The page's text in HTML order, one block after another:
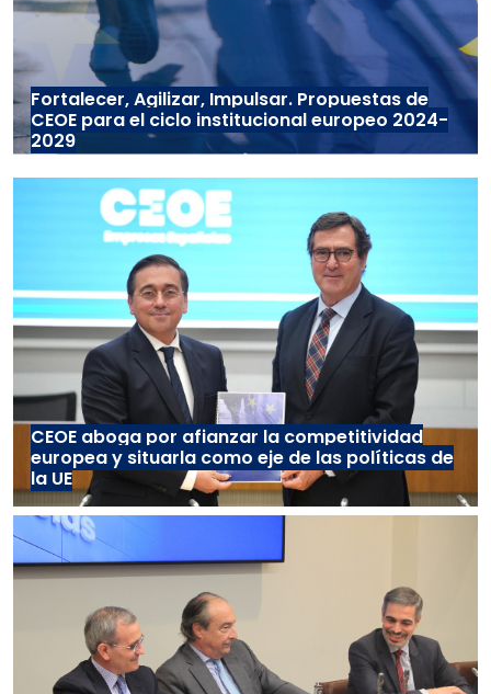
Fortalecer, Agilizar, Impulsar. Propuestas de
CEOE para el ciclo institucional europeo 2024-
2029
CEOE aboga por afianzar la competitividad
europea y situarla como eje de las políticas de
la UE